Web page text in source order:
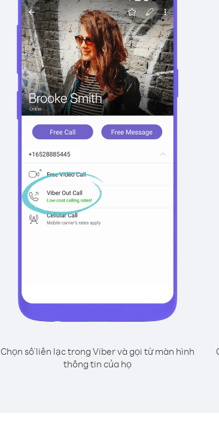
Chọn số liên lạc trong Viber và gọi từ màn hình
thông tin của họ